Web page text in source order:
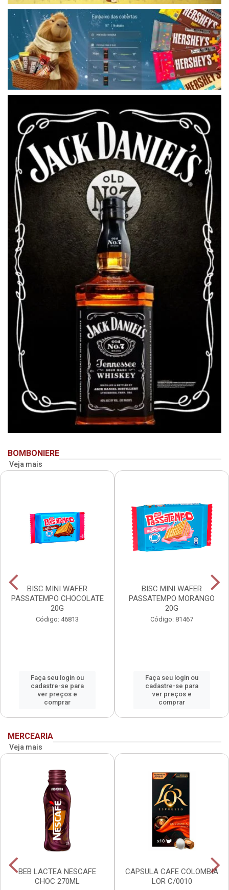
BOMBONIERE
Veja mais
BISC MINI WAFER
PASSATEMPO CHOCOLATE
20G
Código: 46813
Faça seu login ou
cadastre-se para
ver preços e
comprar
BISC MINI WAFER
PASSATEMPO MORANGO
20G
Código: 81467
Faça seu login ou
cadastre-se para
ver preços e
comprar
MERCEARIA
Veja mais
BEB LACTEA NESCAFE
CHOC 270ML
CAPSULA CAFE COLOMBIA
LOR C/0010